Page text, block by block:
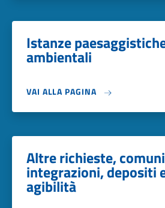
Istanze
ambientali
VAI ALLA PAGINA
Altre richieste,
integrazioni, depositi
agibilità